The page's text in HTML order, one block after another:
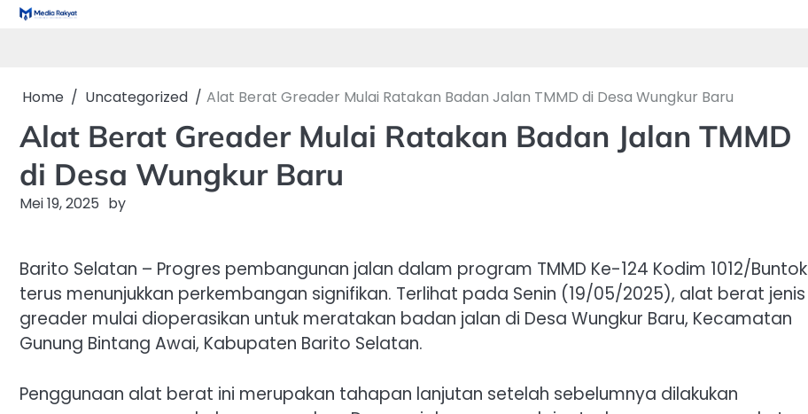
Skip
Home Uncategorized Alat Berat Greader Mulai Ratakan Badan Jalan TMMD di Desa Wungkur Baru
Alat Berat Greader Mulai Ratakan Badan Jalan TMMD
di Desa Wungkur Baru
Mei 19, 2025 by
Barito Selatan – Progres pembangunan jalan dalam program TMMD Ke-124 Kodim 1012/Buntok
terus menunjukkan perkembangan signifikan. Terlihat pada Senin (19/05/2025), alat berat jenis
greader mulai dioperasikan untuk meratakan badan jalan di Desa Wungkur Baru, Kecamatan
Gunung Bintang Awai, Kabupaten Barito Selatan.
Penggunaan alat berat ini merupakan tahapan lanjutan setelah sebelumnya dilakukan